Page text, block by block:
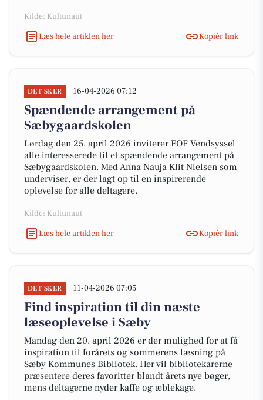
Kilde: Kultunaut
Læs hele artiklen her
Kopiér link
DET SKER 16-04-2026 07:12
Spændende arrangement på
Sæbygaardskolen
Lørdag den 25. april 2026 inviterer FOF Vendsyssel
alle interesserede til et spændende arrangement på
Sæbygaardskolen. Med Anna Nauja Klit Nielsen som
underviser, er der lagt op til en inspirerende
oplevelse for alle deltagere.
Kilde: Kultunaut
Læs hele artiklen her
Kopiér link
DET SKER 11-04-2026 07:05
Find inspiration til din næste
læseoplevelse i Sæby
Mandag den 20. april 2026 er der mulighed for at få
inspiration til forårets og sommerens læsning på
Sæby Kommunes Bibliotek. Her vil bibliotekarerne
præsentere deres favoritter blandt årets nye bøger,
mens deltagerne nyder kaffe og æblekage.